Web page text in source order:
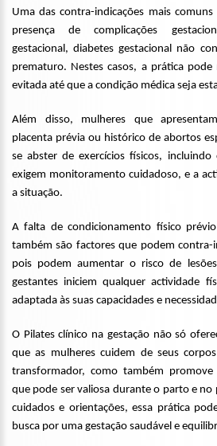
Uma das contra-indicações mais
presença de complicações
gestacional, diabetes gestacional não
prematuro. Nestes casos, a prática
evitada até que a condição médica seja
Além disso, mulheres que
placenta prévia ou histórico de abortos
se abster de exercícios físicos, incluindo
exigem monitoramento cuidadoso, e a
a situação.
A falta de condicionamento físico
também são factores que podem contra-
pois podem aumentar o risco de
gestantes iniciem qualquer actividade
adaptada às suas capacidades e
O Pilates clínico na gestação não só
que as mulheres cuidem de seus
transformador, como também promove
que pode ser valiosa durante o parto e no
cuidados e orientações, essa prática
busca por uma gestação saudável e